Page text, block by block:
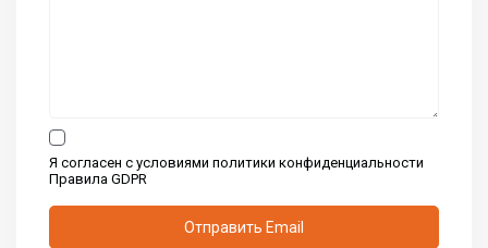
Я согласен с условиями политики конфиденциальности
Правила GDPR